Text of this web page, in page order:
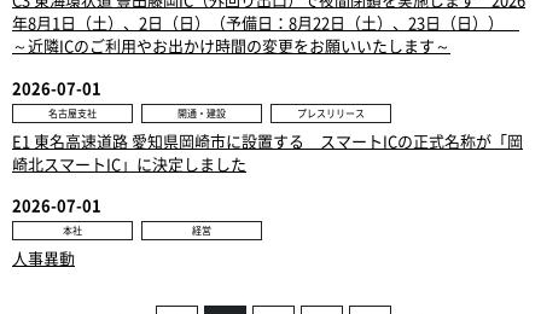
年8月1日（土）、2日（日）（予備日：8月22日（土）、23日（日））
～近隣ICのご利用やお出かけ時間の変更をお願いいたします～
2026-07-01
名古屋支社 開通・建設 プレスリリース
E1 東名高速道路 愛知県岡崎市に設置する スマートICの正式名称が「岡
崎北スマートIC」に決定しました
2026-07-01
本社 経営
人事異動